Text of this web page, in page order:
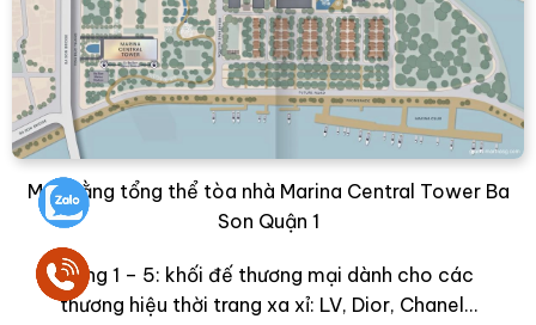
Mặt bằng tổng thể tòa nhà Marina Central Tower Ba
Son Quận 1
Tầng 1 – 5: khối đế thương mại dành cho các
thương hiệu thời trang xa xỉ: LV, Dior, Chanel…